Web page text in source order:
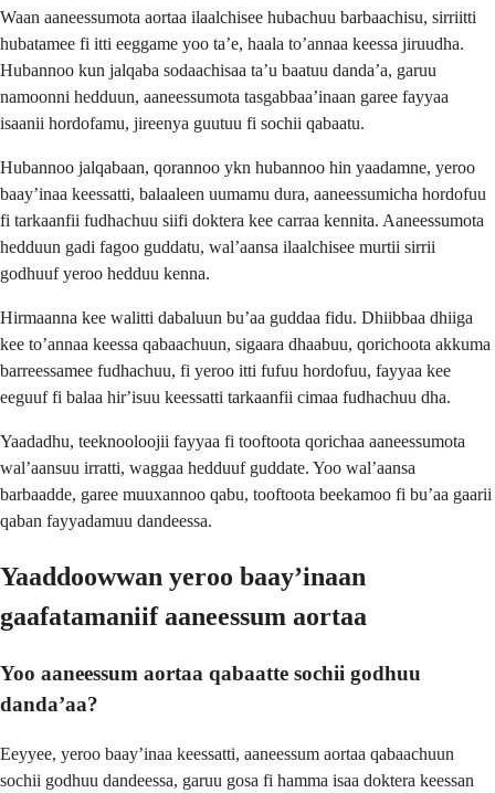
Waan aaneessumota aortaa ilaalchisee hubachuu barbaachisu, sirriitti
hubatamee fi itti eeggame yoo taʼe, haala toʼannaa keessa jiruudha.
Hubannoo kun jalqaba sodaachisaa taʼu baatuu dandaʼa, garuu
namoonni hedduun, aaneessumota tasgabbaaʼinaan garee fayyaa
isaanii hordofamu, jireenya guutuu fi sochii qabaatu.
Hubannoo jalqabaan, qorannoo ykn hubannoo hin yaadamne, yeroo
baayʼinaa keessatti, balaaleen uumamu dura, aaneessumicha hordofuu
fi tarkaanfii fudhachuu siifi doktera kee carraa kennita. Aaneessumota
hedduun gadi fagoo guddatu, walʼaansa ilaalchisee murtii sirrii
godhuuf yeroo hedduu kenna.
Hirmaanna kee walitti dabaluun buʼaa guddaa fidu. Dhiibbaa dhiiga
kee toʼannaa keessa qabaachuun, sigaara dhaabuu, qorichoota akkuma
barreessamee fudhachuu, fi yeroo itti fufuu hordofuu, fayyaa kee
eeguuf fi balaa hirʼisuu keessatti tarkaanfii cimaa fudhachuu dha.
Yaadadhu, teeknooloojii fayyaa fi tooftoota qorichaa aaneessumota
walʼaansuu irratti, waggaa hedduuf guddate. Yoo walʼaansa
barbaadde, garee muuxannoo qabu, tooftoota beekamoo fi buʼaa gaarii
qaban fayyadamuu dandeessa.
Yaaddoowwan yeroo baayʼinaan
gaafatamaniif aaneessum aortaa
Yoo aaneessum aortaa qabaatte sochii godhuu
dandaʼaa?
Eeyyee, yeroo baayʼinaa keessatti, aaneessum aortaa qabaachuun
sochii godhuu dandeessa, garuu gosa fi hamma isaa doktera keessan